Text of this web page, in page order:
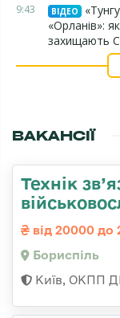
9:43 ВІДЕО
«Орланів»:
захищають
ВАКАНСІЇ
Технік
від 20000 до
Бориспіль
Київ, ОКПП